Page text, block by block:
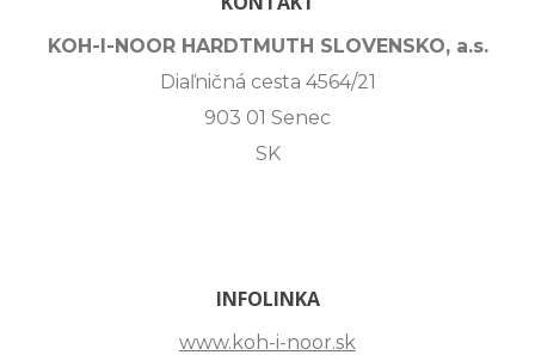
KOH-I-NOOR HARDTMUTH SLOVENSKO, a.s.
Diaľničná cesta 4564/21
903 01 Senec
SK
INFOLINKA
www.koh-i-noor.sk